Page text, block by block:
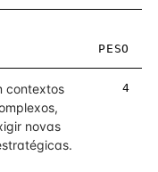
PESO
contextos
novas
4